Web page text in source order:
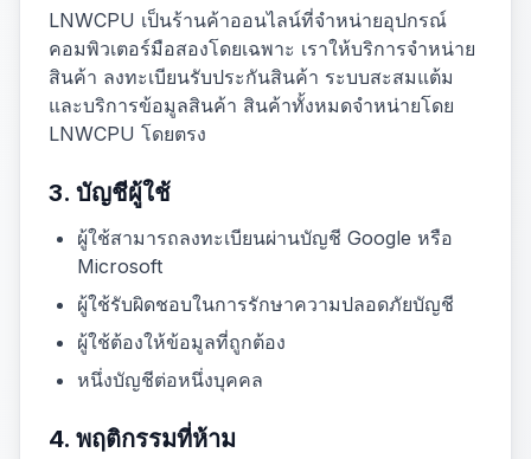
LNWCPU เป็นร้านค้าออนไลน์ที่จำหน่ายอุปกรณ์
คอมพิวเตอร์มือสองโดยเฉพาะ เราให้บริการจำหน่าย
สินค้า ลงทะเบียนรับประกันสินค้า ระบบสะสมแต้ม
และบริการข้อมูลสินค้า สินค้าทั้งหมดจำหน่ายโดย
LNWCPU โดยตรง
3. บัญชีผู้ใช้
ผู้ใช้สามารถลงทะเบียนผ่านบัญชี Google หรือ
Microsoft
ผู้ใช้รับผิดชอบในการรักษาความปลอดภัยบัญชี
ผู้ใช้ต้องให้ข้อมูลที่ถูกต้อง
หนึ่งบัญชีต่อหนึ่งบุคคล
4. พฤติกรรมที่ห้าม